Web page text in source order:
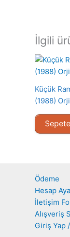
İlgili
Küçük
(1988)
Ödeme
Hesap
İletişim
Alışveriş
Giriş Yap